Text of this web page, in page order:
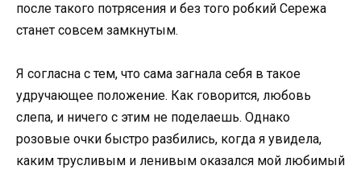
после такого потрясения и без того робкий Сережа
станет совсем замкнутым.
Я согласна с тем, что сама загнала себя в такое
удручающее положение. Как говорится, любовь
слепа, и ничего с этим не поделаешь. Однако
розовые очки быстро разбились, когда я увидела,
каким трусливым и ленивым оказался мой любимый